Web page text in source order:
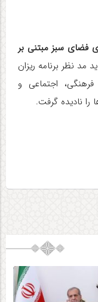
فضای سبز مبتنی بر
مد نظر برنامه ریزان
اجتماعی و
نادیده گرفت.